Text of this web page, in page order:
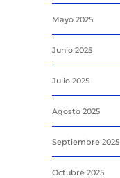
Mayo 2025
Junio 2025
Julio 2025
Agosto 2025
Septiembre 2025
Octubre 2025